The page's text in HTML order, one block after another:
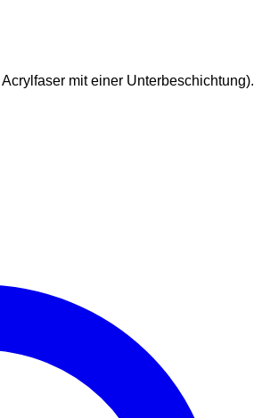
mit einer Unterbeschichtung).